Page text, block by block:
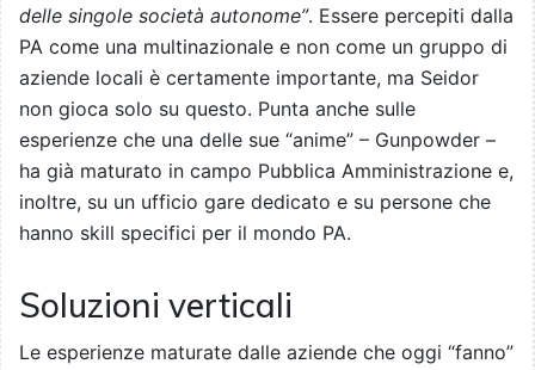
delle singole società autonome”. Essere percepiti dalla
PA come una multinazionale e non come un gruppo di
aziende locali è certamente importante, ma Seidor
non gioca solo su questo. Punta anche sulle
esperienze che una delle sue “anime” – Gunpowder –
ha già maturato in campo Pubblica Amministrazione e,
inoltre, su un ufficio gare dedicato e su persone che
hanno skill specifici per il mondo PA.
Soluzioni verticali
Le esperienze maturate dalle aziende che oggi “fanno”